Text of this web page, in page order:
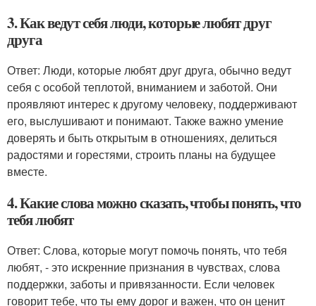
3. Как ведут себя люди, которые любят друг
друга
Ответ: Люди, которые любят друг друга, обычно ведут
себя с особой теплотой, вниманием и заботой. Они
проявляют интерес к другому человеку, поддерживают
его, выслушивают и понимают. Также важно умение
доверять и быть открытым в отношениях, делиться
радостями и горестями, строить планы на будущее
вместе.
4. Какие слова можно сказать, чтобы понять, что
тебя любят
Ответ: Слова, которые могут помочь понять, что тебя
любят, - это искренние признания в чувствах, слова
поддержки, заботы и привязанности. Если человек
говорит тебе, что ты ему дорог и важен, что он ценит